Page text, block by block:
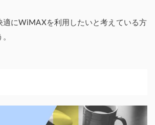
適にWiMAXを利用したいと考えている方